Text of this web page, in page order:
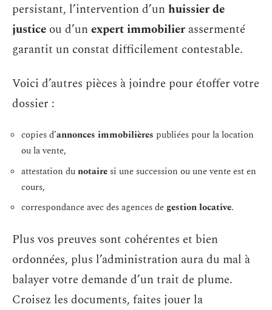
persistant, l’intervention d’unhuissier de
justice ou d’unexpert immobilier assermenté
garantit un constat difficilement contestable.
Voici d’autres pièces à joindre pour étoffer votre
dossier :
copies d’annonces immobilières publiées pour la location
ou la vente,
attestation dunotaire si une succession ou une vente est en
cours,
correspondance avec des agences de gestion locative.
Plus vos preuves sont cohérentes et bien
ordonnées, plus l’administration aura du mal à
balayer votre demande d’un trait de plume.
Croisez les documents, faites jouer la